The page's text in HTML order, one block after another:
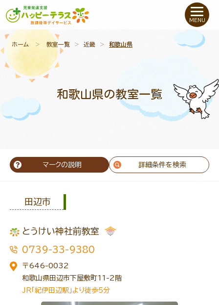
私たちについて
未就学のお子さま （０〜６才）
小学生〜高校生の
支援事例
教室一覧
ご利用について
MENU
ホーム ＞ 教室一覧 ＞ 近畿 ＞ 和歌山県
和歌山県の教室一覧
マークの説明 詳細条件を検索
田辺市
とうけい神社前教室
0739-33-9380
〒646-0032
和歌山県田辺市下屋敷町11-2階
JR「紀伊田辺駅」より徒歩5分